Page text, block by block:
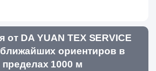
от DA YUAN TEX SERVICE
ориентиров в
пределах 1000 м